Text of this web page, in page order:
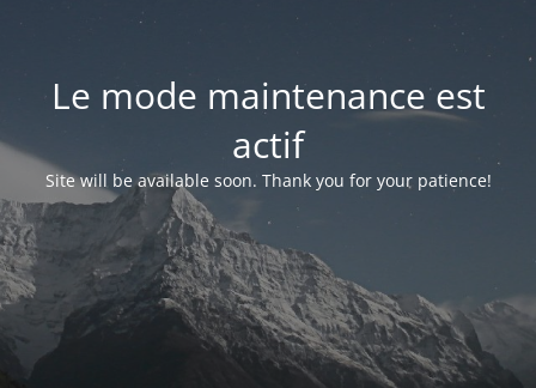
Le mode maintenance est
actif
Site will be available soon. Thank you for your patience!